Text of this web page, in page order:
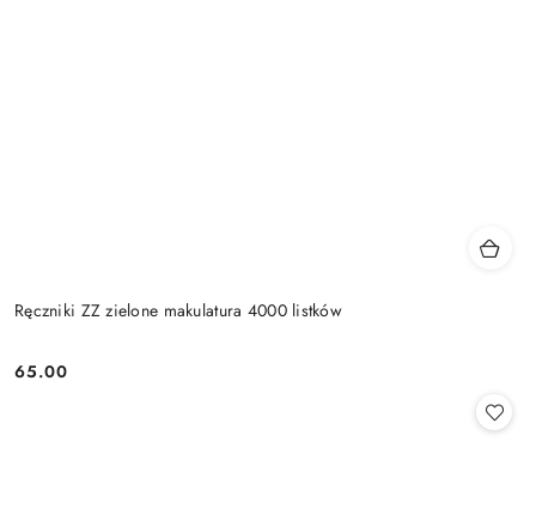
Ręczniki ZZ zielone makulatura 4000 listków
Cena:
65.00